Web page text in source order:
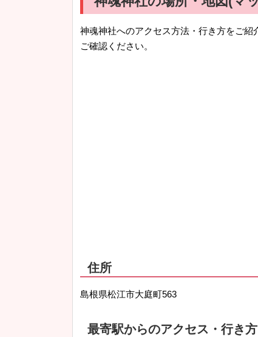
神魂神社へのアクセス方法・行き方をご
ご確認ください。
住所
島根県松江市大庭町563
最寄駅からのアクセス・行き方